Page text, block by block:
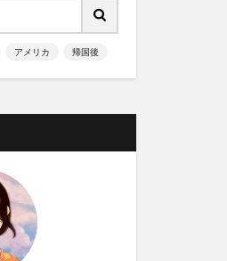
アメリカ 帰国後